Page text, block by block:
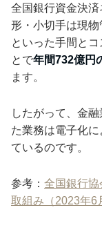
全国銀行資金決
形・小切手は現
といった手間と
とで年間732億円
ます。
したがって、金
た業務は電子化
ているのです。
参考： 全国銀行協
取組み（2023年6